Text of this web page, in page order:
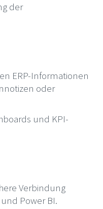
der
ERP-Informationen
oder
und KPI-
Verbindung
Power BI.